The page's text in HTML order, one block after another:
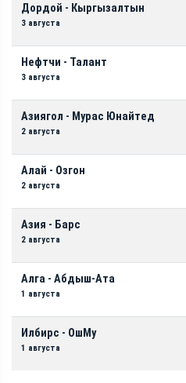
Дордой - Кыргызалтын
3 августа
Нефтчи - Талант
3 августа
Азиягол - Мурас Юнайтед
2 августа
Алай - Озгон
2 августа
Азия - Барс
2 августа
Алга - Абдыш-Ата
1 августа
Илбирс - ОшМу
1 августа